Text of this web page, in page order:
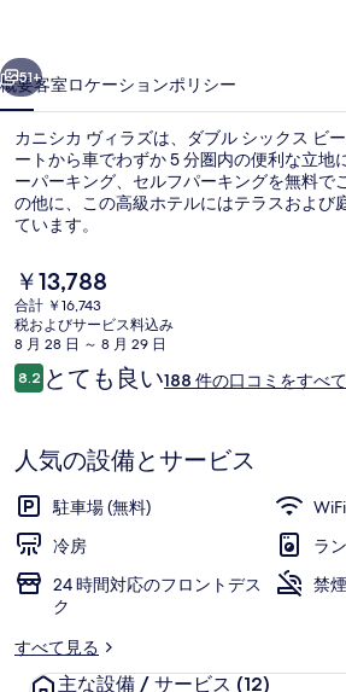
ズ
の
写
真
ギ
ャ
ラ
リ
ー
51+
概要客室ロケーションポリシー
カニシカ ヴィラズは、ダブル シックス ビ
ートから車でわずか 5 分圏内の便利な立地
ーパーキング、セルフパーキングを無料で
の他に、この高級ホテルにはテラスおよび
ています。
現
在
の
料
金
は
す
￥13,788
合計 ￥16,743
税およびサービス料込み
8 月 28 日 ～ 8 月 29 日
口
コ
8.210段階中8.2
とても良い188 件の口コミをすべ
人気の設備とサービス
駐車場 (無料)
冷房
ラ
24 時間対応のフロントデス
ク
禁煙
すべて見る
主な設備 / サービス (12)